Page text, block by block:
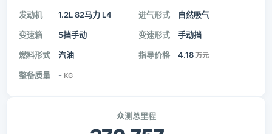
发动机 1.2L 82马力 L4 进气形式 自然吸气
变速箱 5挡手动 变速形式 手动挡
燃料形式 汽油 指导价格 4.18 万元
整备质量 - KG
众测总里程